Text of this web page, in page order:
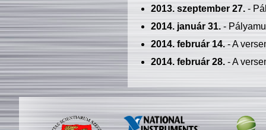
2013. szeptember 27.-
2014. január 31.-
2014. február 14.- A
2014. február 28.- A